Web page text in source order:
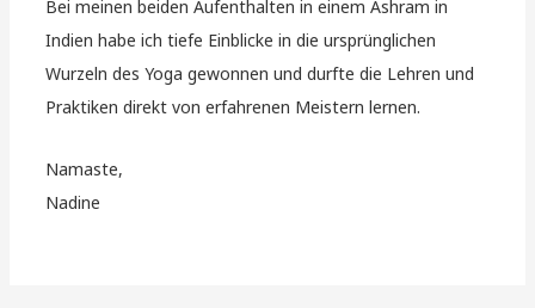
Bei meinen beiden Aufenthalten in einem Ashram in
Indien habe ich tiefe Einblicke in die ursprünglichen
Wurzeln des Yoga gewonnen und durfte die Lehren und
Praktiken direkt von erfahrenen Meistern lernen.
Namaste,
Nadine